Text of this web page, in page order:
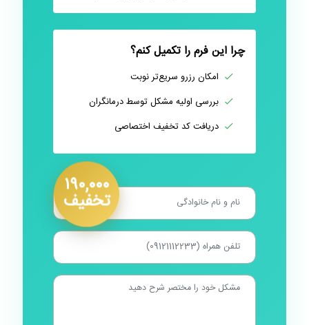
چرا این فرم را تکمیل کنم؟
امکان رزرو سریع‌تر نوبت
بررسی اولیه مشکل توسط درمانگران
دریافت کد تخفیف اختصاصی
۱۹۰,۰۰۰
تخفیف